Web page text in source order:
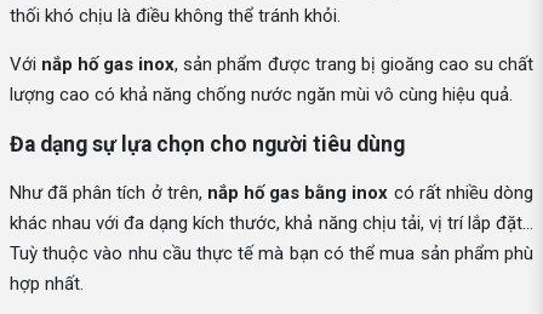
thối khó chịu là điều không thể tránh khỏi.
Với nắp hố gas inox, sản phẩm được trang bị gioăng cao su chất
lượng cao có khả năng chống nước ngăn mùi vô cùng hiệu quả.
Đa dạng sự lựa chọn cho người tiêu dùng
Như đã phân tích ở trên, nắp hố gas bằng inox có rất nhiều dòng
khác nhau với đa dạng kích thước, khả năng chịu tải, vị trí lắp đặt…
Tuỳ thuộc vào nhu cầu thực tế mà bạn có thể mua sản phẩm phù
hợp nhất.